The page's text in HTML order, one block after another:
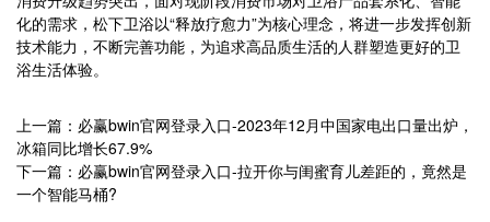
化的需求，松下卫浴以“释放疗愈力”为核心理念，将进一步发挥创新
技术能力，不断完善功能，为追求高品质生活的人群塑造更好的卫
浴生活体验。
上一篇：必赢bwin官网登录入口-2023年12月中国家电出口量出炉，
冰箱同比增长67.9%
下一篇：必赢bwin官网登录入口-拉开你与闺蜜育儿差距的，竟然是
一个智能马桶?